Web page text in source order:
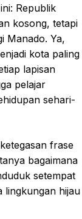
Republik
kosong, tetapi
Manado. Ya,
kota paling
lapisan
pelajar
sehari-
frase
bagaimana
setempat
lingkungan hijau